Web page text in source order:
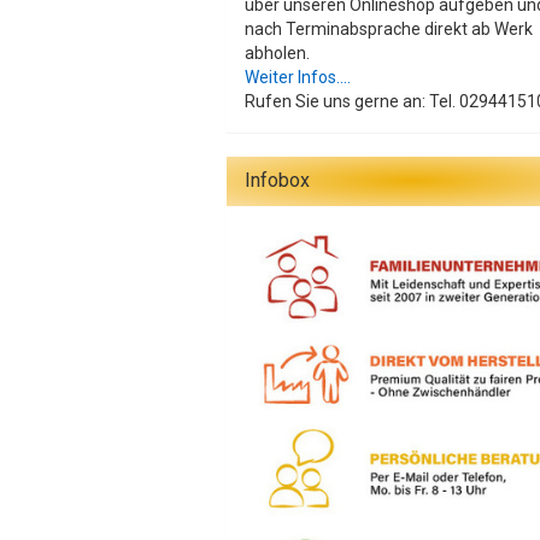
über unseren Onlineshop aufgeben
nach Terminabsprache direkt ab Werk
abholen.
Weiter Infos....
Rufen Sie uns gerne an: Tel.
Infobox